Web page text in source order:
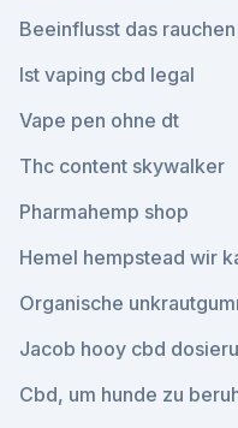
Beeinflusst das
Ist vaping cbd legal
Vape pen ohne dt
Thc content skywalker
Pharmahemp shop
Hemel hempstead wir
Organische
Jacob hooy cbd
Cbd, um hunde zu